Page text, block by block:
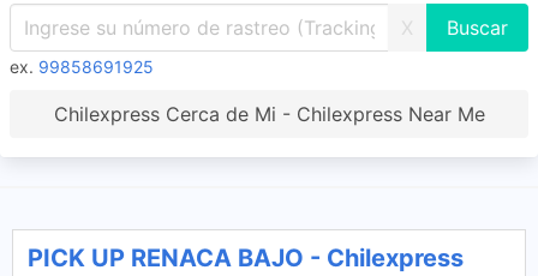
X
ex. 99858691925
Chilexpress Cerca de Mi - Chilexpress Near Me
PICK UP RENACA BAJO - Chilexpress